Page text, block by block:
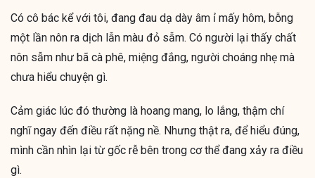
Có cô bác kể với tôi, đang đau dạ dày âm ỉ mấy hôm, bỗng
một lần nôn ra dịch lẫn màu đỏ sẫm. Có người lại thấy chất
nôn sẫm như bã cà phê, miệng đắng, người choáng nhẹ mà
chưa hiểu chuyện gì.
Cảm giác lúc đó thường là hoang mang, lo lắng, thậm chí
nghĩ ngay đến điều rất nặng nề. Nhưng thật ra, để hiểu đúng,
mình cần nhìn lại từ gốc rễ bên trong cơ thể đang xảy ra điều
gì.